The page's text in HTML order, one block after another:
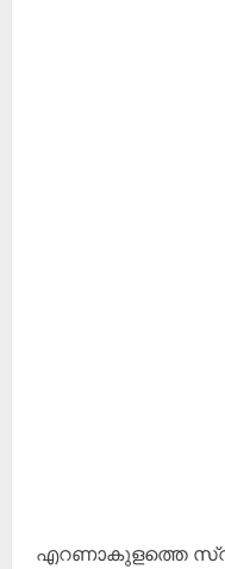
എറണാകുളത്തെ